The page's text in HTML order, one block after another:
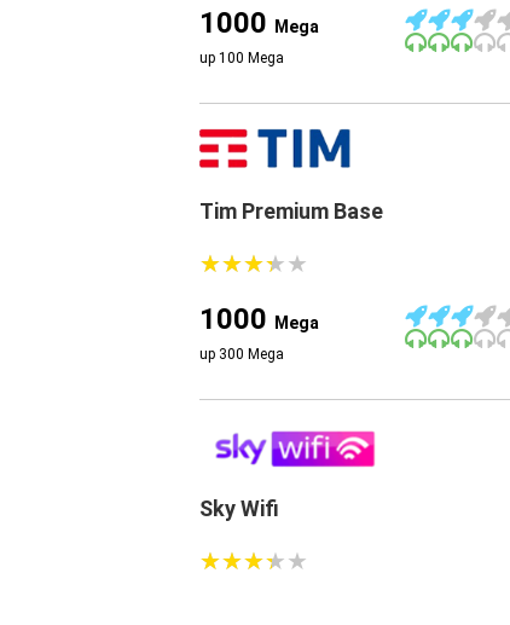
1000 Mega
up 100 Mega
Tim Premium Base
★★★★★
★★★★★
1000 Mega
up 300 Mega
Sky Wifi
★★★★★
★★★★★